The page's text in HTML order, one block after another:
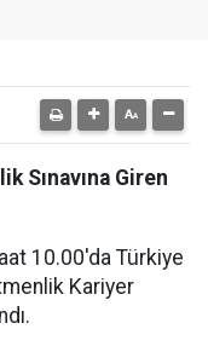
Sınavına Giren
10.00'da Türkiye
Kariyer